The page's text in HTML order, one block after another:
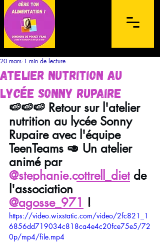
Concours de films sur mobile à
destination des lycéens de l'archipel de la
Guadeloupe et des Îles du Nord
atelier nutrition au
lycée Sonny Rupaire
20 mars 1 min de lecture
🍉🍉🍉 Retour sur l'atelier
nutrition au lycée Sonny
Rupaire avec l'équipe
TeenTeams 🥑 Un atelier
animé par
@stephanie.cottrell_diet de
l'association
@agosse_971 !
https://video.wixstatic.com/video/2fc821_1
6856dd719034c818ca4e4c20fce75e5/72
0p/mp4/file.mp4